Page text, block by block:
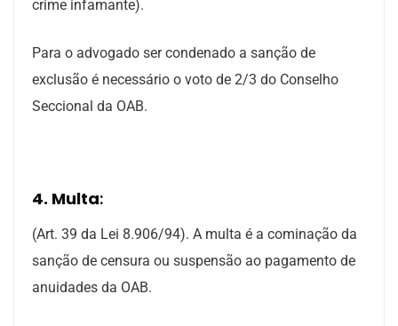
crime infamante).
Para o advogado ser condenado a sanção de
exclusão é necessário o voto de 2/3 do Conselho
Seccional da OAB.
4. Multa:
(Art. 39 da Lei 8.906/94). A multa é a cominação da
sanção de censura ou suspensão ao pagamento de
anuidades da OAB.